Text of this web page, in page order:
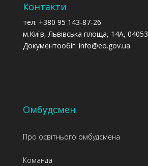
Контакти
тел. +380 95 143-87-26
м.Київ, Львівська площа, 14А, 04053
Документообіг: info@eo.gov.ua
Омбудсмен
Про освітнього омбудсмена
Команда